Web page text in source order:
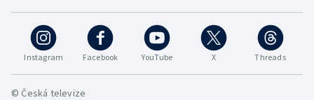
Instagram Facebook YouTube X Threads
© Česká televize